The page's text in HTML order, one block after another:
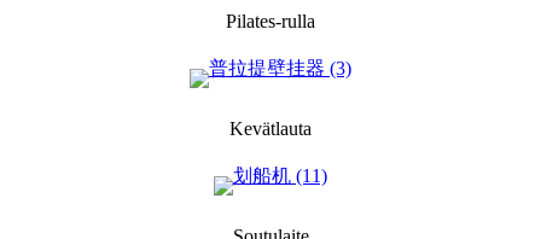
Pilates-rulla
Kevätlauta